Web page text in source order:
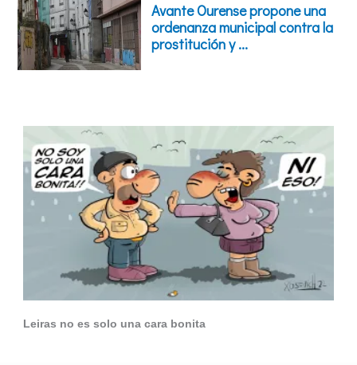
Leiras no es solo una cara bonita